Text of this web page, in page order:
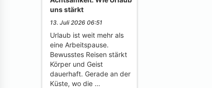
uns stärkt
13. Juli 2026 06:51
Urlaub ist weit mehr als
eine Arbeitspause.
Bewusstes Reisen stärkt
Körper und Geist
dauerhaft. Gerade an der
Küste, wo die …